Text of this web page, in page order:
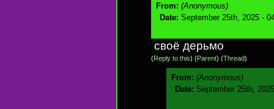
From: (Anonymous)
Date: September 25th, 2025 -
своё дерьмо
(Reply to this) (Parent) (Thread)
From: (Anonymous)
Date: September 25th,